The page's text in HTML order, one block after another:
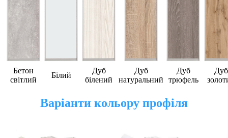
Бетон
світлий
Білий
Дуб
білений
Дуб
натуральний
Дуб
трюфель
Дуб
Варіанти кольору профіля